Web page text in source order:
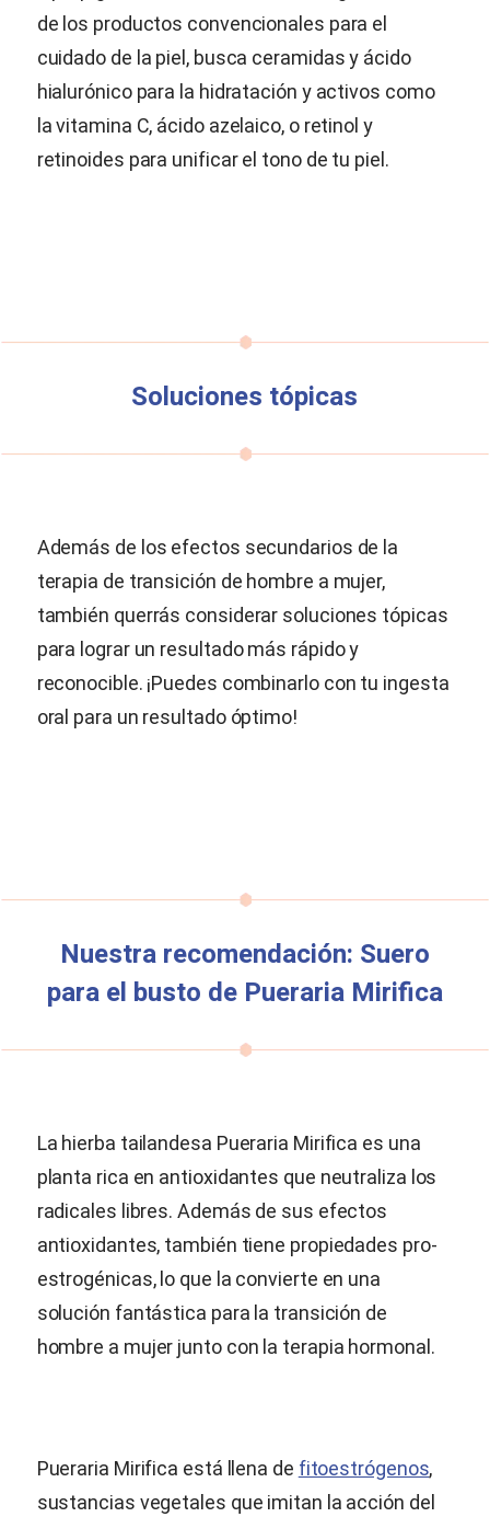
de los productos convencionales para el
cuidado de la piel, busca ceramidas y ácido
hialurónico para la hidratación y activos como
la vitamina C, ácido azelaico, o retinol y
retinoides para unificar el tono de tu piel.
Soluciones tópicas
Además de los efectos secundarios de la
terapia de transición de hombre a mujer,
también querrás considerar soluciones tópicas
para lograr un resultado más rápido y
reconocible. ¡Puedes combinarlo con tu ingesta
oral para un resultado óptimo!
Nuestra recomendación: Suero
para el busto de Pueraria Mirifica
La hierba tailandesa Pueraria Mirifica es una
planta rica en antioxidantes que neutraliza los
radicales libres. Además de sus efectos
antioxidantes, también tiene propiedades pro-
estrogénicas, lo que la convierte en una
solución fantástica para la transición de
hombre a mujer junto con la terapia hormonal.
Pueraria Mirifica está llena de fitoestrógenos,
sustancias vegetales que imitan la acción del